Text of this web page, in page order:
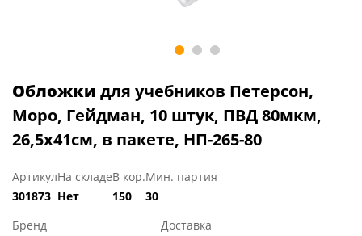
Обложки для учебников Петерсон,
Моро, Гейдман, 10 штук, ПВД 80мкм,
26,5x41см, в пакете, НП-265-80
Артикул
301873
На складе
Нет
В кор.
150
Мин. партия
30
Бренд
Доставка